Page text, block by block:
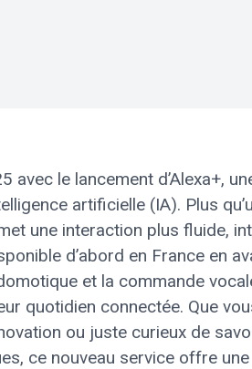
le lancement d’Alexa+,
artificielle (IA). Plus
une interaction plus fluide,
d’abord en France en
et la commande
quotidien connectée. Que
ou juste curieux de
ce nouveau service offre